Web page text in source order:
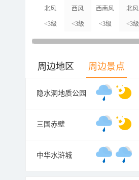
北风
<3级
西风
<3级
西南风
<3级
北风
<3级
周边地区 周边景点
隐水洞地质公园
三国赤壁
中华水浒城